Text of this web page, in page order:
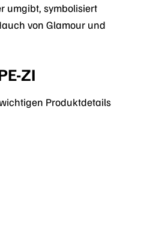
umgibt, symbolisiert
von Glamour und
ZI
Produktdetails